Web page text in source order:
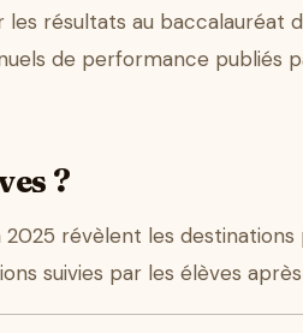
résultats au baccalauréat
de performance publiés
?
2025 révèlent les
suivies par les élèves